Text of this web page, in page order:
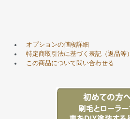
オプションの値段詳細
特定商取引法に基づく表記（返品等）
この商品について問い合わせる